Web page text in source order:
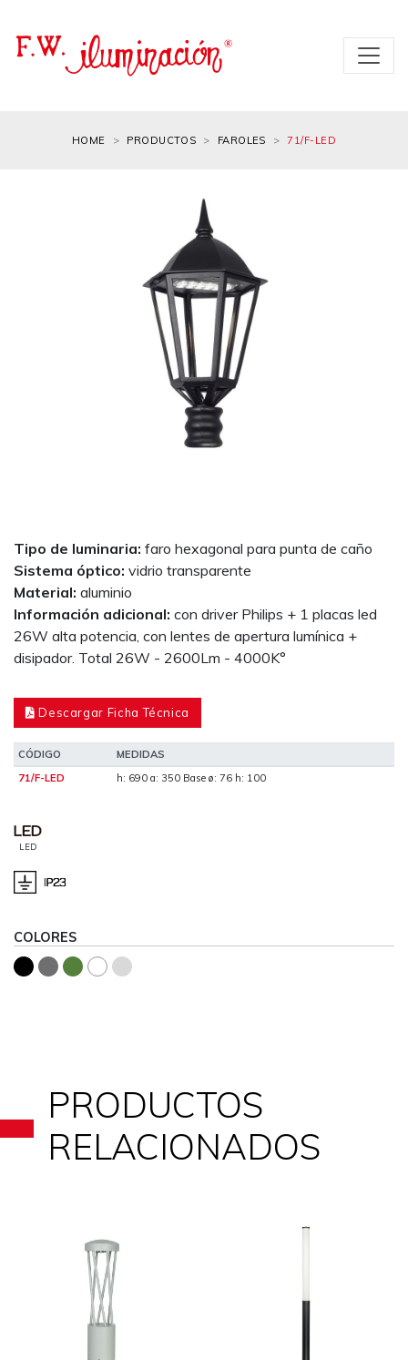
HOME PRODUCTOS FAROLES 71/F-LED
Tipo de luminaria: faro hexagonal para punta de caño
Sistema óptico: vidrio transparente
Material: aluminio
Información adicional: con driver Philips + 1 placas led
26W alta potencia, con lentes de apertura lumínica +
disipador. Total 26W - 2600Lm - 4000K°
Descargar Ficha Técnica
CÓDIGO
MEDIDAS
71/F-LED
h: 690 a: 350 Base ø: 76 h: 100
LED
COLORES
PRODUCTOS
RELACIONADOS